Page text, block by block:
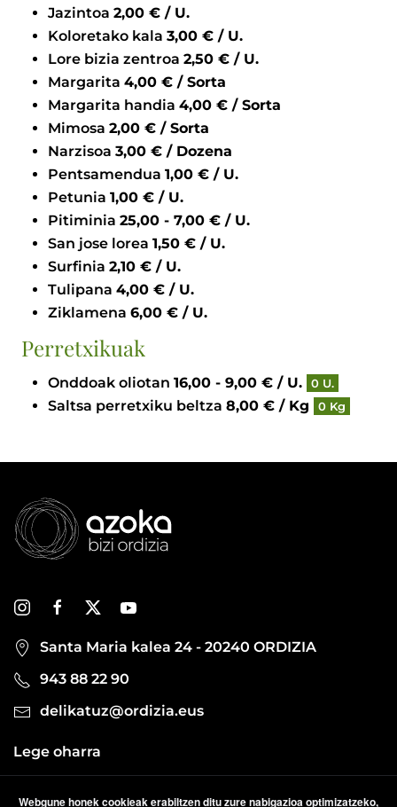
Jazintoa
2,00 € / U.
Koloretako kala
3,00 € / U.
Lore bizia zentroa
2,50 € / U.
Margarita
4,00 € / Sorta
Margarita handia
4,00 € / Sorta
Mimosa
2,00 € / Sorta
Narzisoa
3,00 € / Dozena
Pentsamendua
1,00 € / U.
Petunia
1,00 € / U.
Pitiminia
25,00 - 7,00 € / U.
San jose lorea
1,50 € / U.
Surfinia
2,10 € / U.
Tulipana
4,00 € / U.
Ziklamena
6,00 € / U.
Perretxikuak
Onddoak oliotan 16,00 - 9,00 € / U. 0 U.
Saltsa perretxiku beltza 8,00 € / Kg 0 Kg
Santa Maria kalea 24 - 20240 ORDIZIA
943 88 22 90
delikatuz@ordizia.eus
Lege oharra
Webgune honek cookieak erabiltzen ditu zure nabigazioa optimizatzeko,